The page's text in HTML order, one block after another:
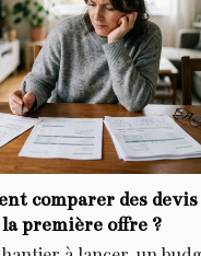
comparer des devis
la première offre ?